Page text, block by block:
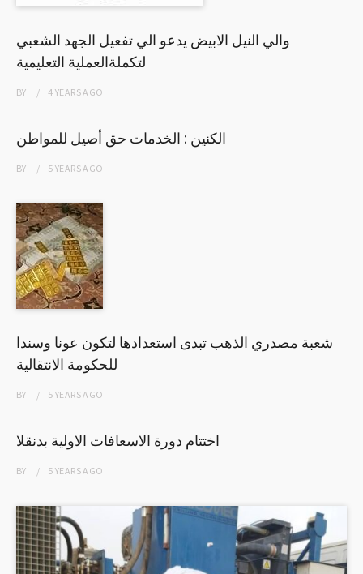
والي النيل الابيض يدعو الي تفعيل الجهد الشعبي
لتكملةالعملية التعليمية
BY 4 YEARSAGO
الكنين : الخدمات حق أصيل للمواطن
BY 5 YEARSAGO
شعبة مصدري الذهب تبدى استعدادها لتكون عونا وسندا
للحكومة الانتقالية
BY 5 YEARSAGO
اختتام دورة الاسعافات الاولية بدنقلا
BY 5 YEARSAGO